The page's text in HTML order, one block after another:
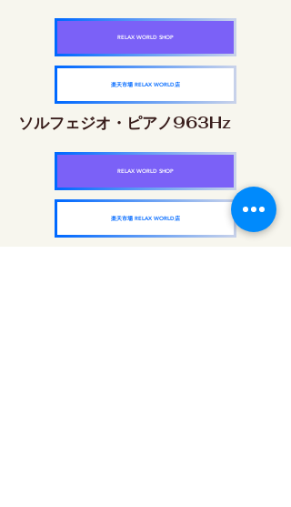
RELAX WORLD SHOP
楽天市場 RELAX WORLD店
ソルフェジオ・ピアノ963Hz
RELAX WORLD SHOP
楽天市場 RELAX WORLD店